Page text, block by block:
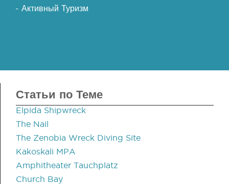
- Активный Туризм
Статьи по Теме
Elpida Shipwreck
The Nail
The Zenobia Wreck Diving Site
Kakoskali MPA
Amphitheater Tauchplatz
Church Bay